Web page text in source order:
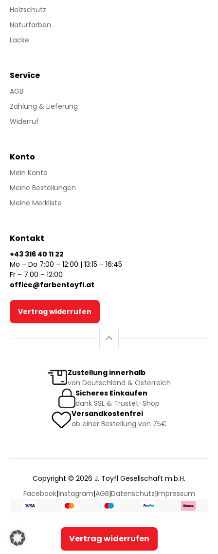
Holzschutz
Naturfarben
Lacke
Service
AGB
Zahlung & Lieferung
Widerruf
Konto
Mein Konto
Meine Bestellungen
Meine Merkliste
Kontakt
+43 316 40 11 22
Mo – Do 7:00 – 12:00 | 13:15 – 16:45
Fr – 7:00 – 12:00
office@farbentoyfl.at
Vertrag widerrufen
Zustellung innerhalb
von Deutschland & Österreich
Sicheres Einkaufen
dank SSL & Trustet-Shop
Versandkostenfrei
ab einer Bestellung von 75€
Copyright © 2026 J. Toyfl Gesellschaft m.b.H.
Facebook|Instagram|AGB|Datenschutz|Impressum
Vertrag widerrufen